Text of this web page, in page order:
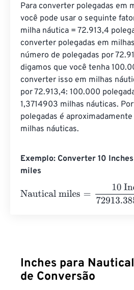
Para converter polegadas em
você pode usar o seguinte
milha náutica = 72.913,4
converter polegadas em
número de polegadas por
digamos que você tenha
converter isso em milhas
por 72.913,4: 100.000
1,3714903 milhas náuticas.
polegadas é
milhas náuticas.
Exemplo: Converter 10
miles
Nautical miles
Inches para
de Conversão